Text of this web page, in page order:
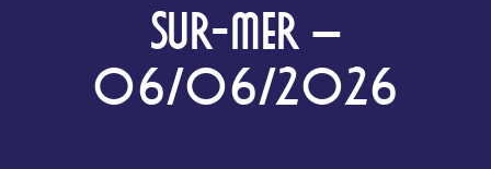
SUR-MER –
06/06/2026